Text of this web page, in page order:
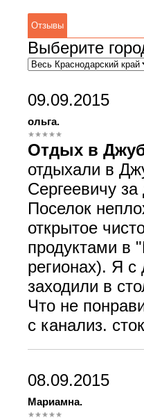
Отзывы
Выберите
09.09.2015
ольга.
Отдых в
отдыхали в
Сергеевичу
Поселок
открытое
продуктами в
регионах). Я с
заходили в
Что не
с канализ.
08.09.2015
Мариамна.